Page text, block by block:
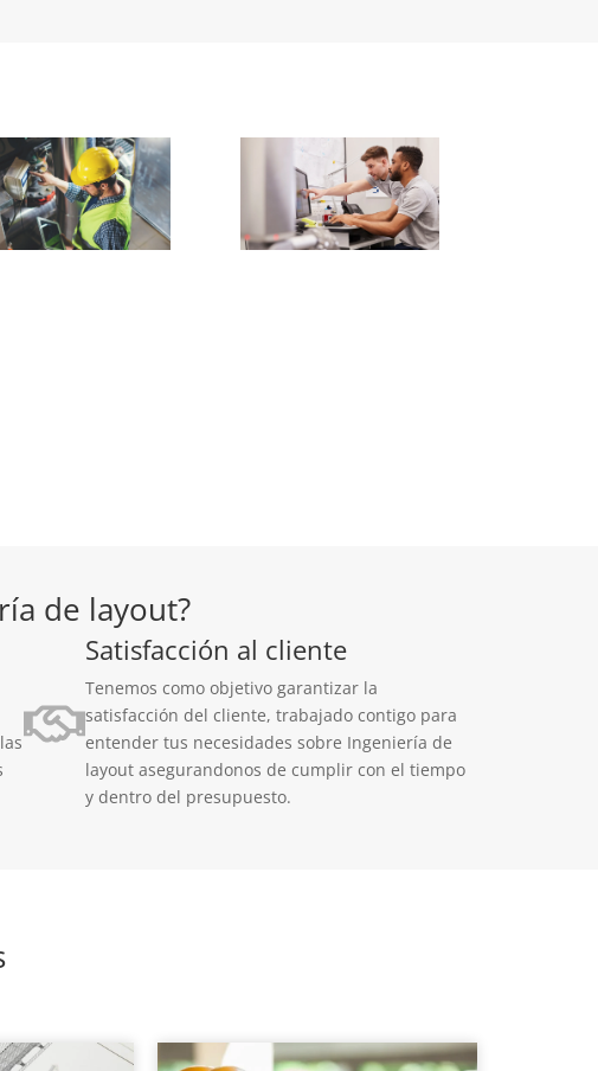
de layout?
Satisfacción al cliente
Tenemos como objetivo garantizar la
satisfacción del cliente, trabajado contigo para
entender tus necesidades sobre Ingeniería de
layout asegurandonos de cumplir con el tiempo
y dentro del presupuesto.